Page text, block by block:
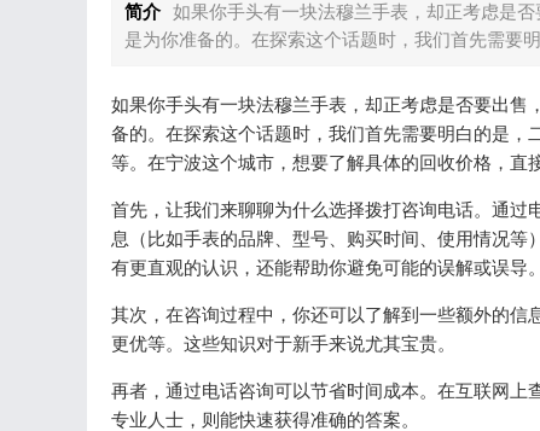
简介 如果你手头有一块法穆兰手表，却正考虑是
是为你准备的。在探索这个话题时，我们首先需要
如果你手头有一块法穆兰手表，却正考虑是否要出
备的。在探索这个话题时，我们首先需要明白的是
等。在宁波这个城市，想要了解具体的回收价格，直
首先，让我们来聊聊为什么选择拨打咨询电话。通
息（比如手表的品牌、型号、购买时间、使用情况
有更直观的认识，还能帮助你避免可能的误解或误导。
其次，在咨询过程中，你还可以了解到一些额外的
更优等。这些知识对于新手来说尤其宝贵。
再者，通过电话咨询可以节省时间成本。在互联网
专业人士，则能快速获得准确的答案。